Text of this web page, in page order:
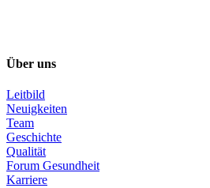
Über uns
Leitbild
Neuigkeiten
Team
Geschichte
Qualität
Forum Gesundheit
Karriere